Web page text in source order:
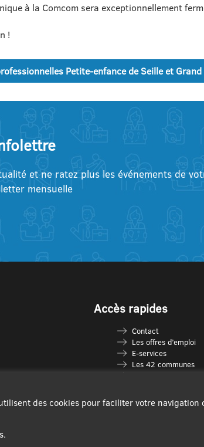
à la Comcom sera exceptionnellement
!
Petite-enfance de Seille et Grand
et ne ratez plus les événements de
mensuelle
Accès rapides
Contact
Les offres d’emploi
E-services
Les 42 communes
Espace France
Les séniors
des cookies pour faciliter votre navigation